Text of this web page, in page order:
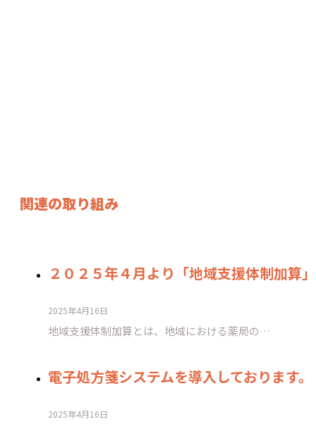
関連の取り組み
２０２５年４月より「地域支援体制加算
2025年4月16日
地域支援体制加算とは、地域における薬局の…
電子処方箋システムを導入しております。
2025年4月16日